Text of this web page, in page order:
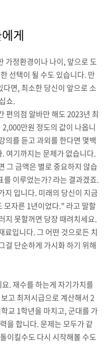
게
가정환경이나 나이, 앞으로 도
선택이 될 수도 있습니다. 만
면, 최소한 당신이 앞으로 소
쇼.
편의점 알바만 해도 2023년 최
만원 정도의 값이 나옵니
의를 듣고 과외를 한다면 몇백
여기까지는 문제가 없습니다.
그 금액은 별로 중요하지 않습
이루었는가? 라는 결과겠죠.
지 입니다. 미래의 당신이 지금
모자른 1년이었다." 라고 말할
지 못할꺼면 당장 때려치세요.
료입니다. 그 어떤 것으로든 치
걸 단순하게 가시화 하기 위해
. 재수를 하는게 자기가치를
고 최저시급으로 계산해서 2
교 1학년을 마치고, 군대를 가
을 합니다. 문제는 모두가 같
이킬수도 다시 시작해볼 수도